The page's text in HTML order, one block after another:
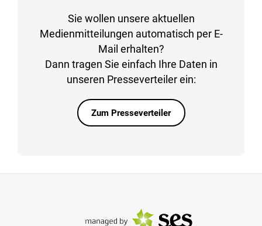
Sie wollen unsere aktuellen
Medienmitteilungen automatisch per E-
Mail erhalten?
Dann tragen Sie einfach Ihre Daten in
unseren Presseverteiler ein:
Zum Presseverteiler